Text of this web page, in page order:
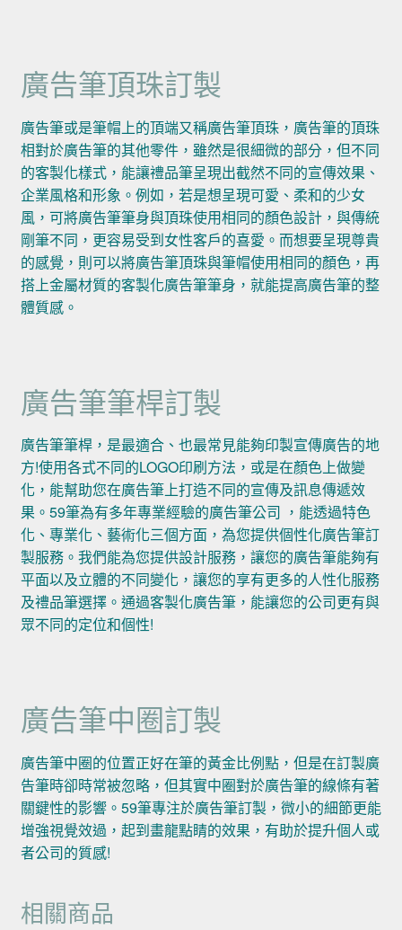
廣告筆頂珠訂製
廣告筆或是筆帽上的頂端又稱廣告筆頂珠，廣告筆的頂珠
相對於廣告筆的其他零件，雖然是很細微的部分，但不同
的客製化樣式，能讓禮品筆呈現出截然不同的宣傳效果、
企業風格和形象。例如，若是想呈現可愛、柔和的少女
風，可將廣告筆筆身與頂珠使用相同的顏色設計，與傳統
剛筆不同，更容易受到女性客戶的喜愛。而想要呈現尊貴
的感覺，則可以將廣告筆頂珠與筆帽使用相同的顏色，再
搭上金屬材質的客製化廣告筆筆身，就能提高廣告筆的整
體質感。
廣告筆筆桿訂製
廣告筆筆桿，是最適合、也最常見能夠印製宣傳廣告的地
方!使用各式不同的LOGO印刷方法，或是在顏色上做變
化，能幫助您在廣告筆上打造不同的宣傳及訊息傳遞效
果。59筆為有多年專業經驗的廣告筆公司 ，能透過特色
化、專業化、藝術化三個方面，為您提供個性化廣告筆訂
製服務。我們能為您提供設計服務，讓您的廣告筆能夠有
平面以及立體的不同變化，讓您的享有更多的人性化服務
及禮品筆選擇。通過客製化廣告筆，能讓您的公司更有與
眾不同的定位和個性!
廣告筆中圈訂製
廣告筆中圈的位置正好在筆的黃金比例點，但是在訂製廣
告筆時卻時常被忽略，但其實中圈對於廣告筆的線條有著
關鍵性的影響。59筆專注於廣告筆訂製，微小的細節更能
增強視覺效過，起到畫龍點睛的效果，有助於提升個人或
者公司的質感!
相關商品